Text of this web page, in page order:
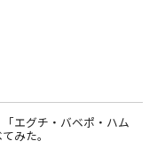
エグチ・バベポ・ハム
みた。